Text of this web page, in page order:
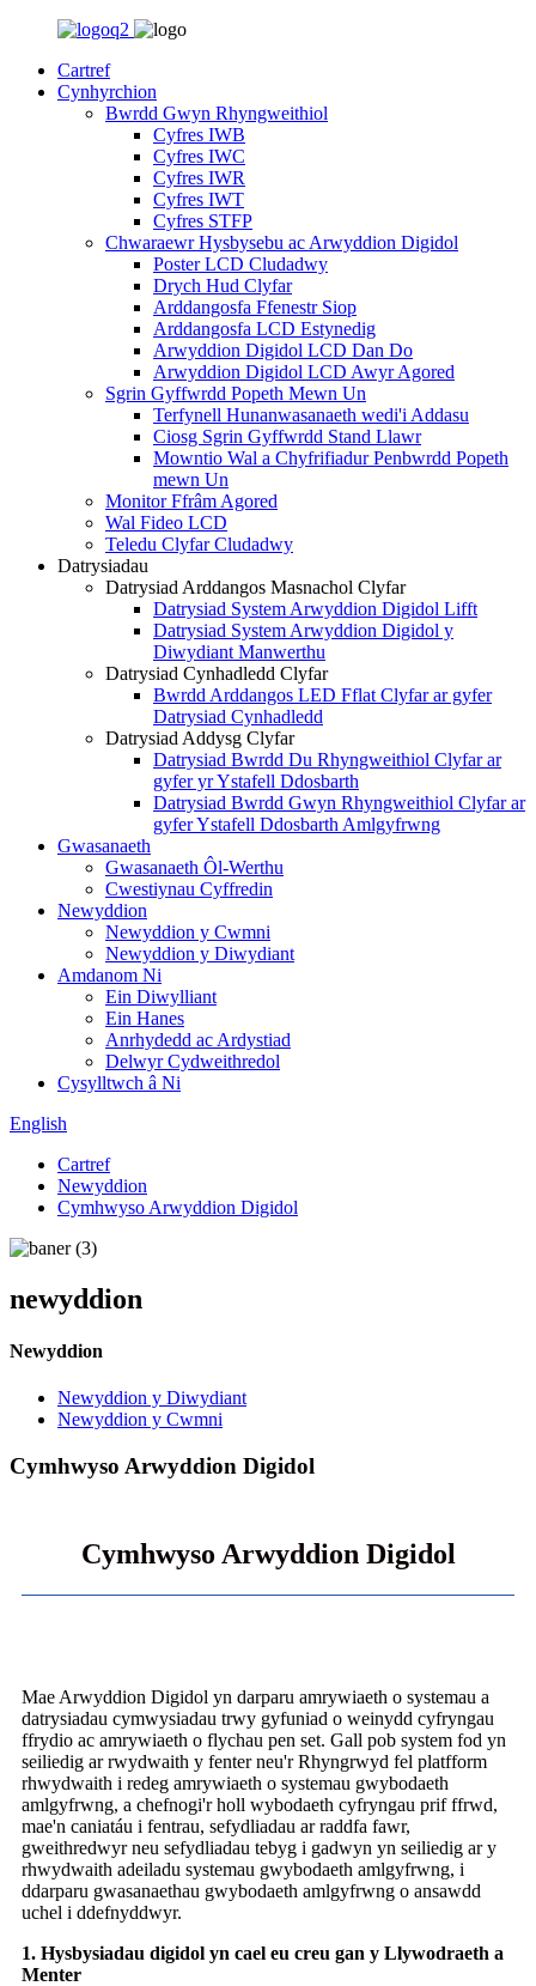
Cartref
Cynhyrchion
Bwrdd Gwyn Rhyngweithiol
Cyfres IWB
Cyfres IWC
Cyfres IWR
Cyfres IWT
Cyfres STFP
Chwaraewr Hysbysebu ac Arwyddion Digidol
Poster LCD Cludadwy
Drych Hud Clyfar
Arddangosfa Ffenestr Siop
Arddangosfa LCD Estynedig
Arwyddion Digidol LCD Dan Do
Arwyddion Digidol LCD Awyr Agored
Sgrin Gyffwrdd Popeth Mewn Un
Terfynell Hunanwasanaeth wedi'i Addasu
Ciosg Sgrin Gyffwrdd Stand Llawr
Mowntio Wal a Chyfrifiadur Penbwrdd Popeth
mewn Un
Monitor Ffrâm Agored
Wal Fideo LCD
Teledu Clyfar Cludadwy
Datrysiadau
Datrysiad Arddangos Masnachol Clyfar
Datrysiad System Arwyddion Digidol Lifft
Datrysiad System Arwyddion Digidol y
Diwydiant Manwerthu
Datrysiad Cynhadledd Clyfar
Bwrdd Arddangos LED Fflat Clyfar ar gyfer
Datrysiad Cynhadledd
Datrysiad Addysg Clyfar
Datrysiad Bwrdd Du Rhyngweithiol Clyfar ar
gyfer yr Ystafell Ddosbarth
Datrysiad Bwrdd Gwyn Rhyngweithiol Clyfar ar
gyfer Ystafell Ddosbarth Amlgyfrwng
Gwasanaeth
Gwasanaeth Ôl-Werthu
Cwestiynau Cyffredin
Newyddion
Newyddion y Cwmni
Newyddion y Diwydiant
Amdanom Ni
Ein Diwylliant
Ein Hanes
Anrhydedd ac Ardystiad
Delwyr Cydweithredol
Cysylltwch â Ni
English
Cartref
Newyddion
Cymhwyso Arwyddion Digidol
newyddion
Newyddion
Newyddion y Diwydiant
Newyddion y Cwmni
Cymhwyso Arwyddion Digidol
Cymhwyso Arwyddion Digidol
Mae Arwyddion Digidol yn darparu amrywiaeth o systemau a
datrysiadau cymwysiadau trwy gyfuniad o weinydd cyfryngau
ffrydio ac amrywiaeth o flychau pen set. Gall pob system fod yn
seiliedig ar rwydwaith y fenter neu'r Rhyngrwyd fel platfform
rhwydwaith i redeg amrywiaeth o systemau gwybodaeth
amlgyfrwng, a chefnogi'r holl wybodaeth cyfryngau prif ffrwd,
mae'n caniatáu i fentrau, sefydliadau ar raddfa fawr,
gweithredwyr neu sefydliadau tebyg i gadwyn yn seiliedig ar y
rhwydwaith adeiladu systemau gwybodaeth amlgyfrwng, i
ddarparu gwasanaethau gwybodaeth amlgyfrwng o ansawdd
uchel i ddefnyddwyr.
1. Hysbysiadau digidol yn cael eu creu gan y Llywodraeth a
Menter